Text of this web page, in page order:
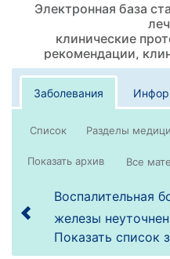
Электронная база
клинические
рекомендации,
Заболевания
Список
Все
Воспалительная
железы
Показать список